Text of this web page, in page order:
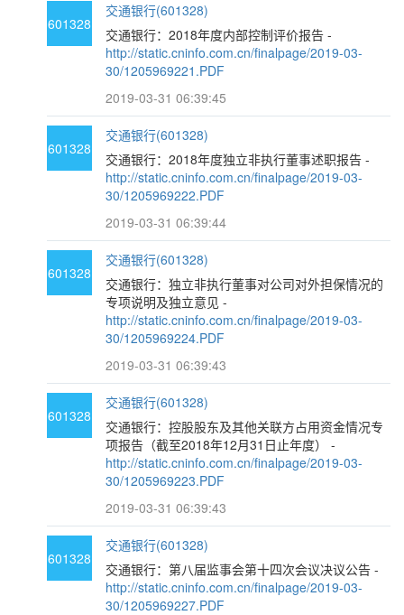
601328
交通银行(601328)
交通银行：2018年度内部控制评价报告 -
http://static.cninfo.com.cn/finalpage/2019-03-
30/1205969221.PDF
2019-03-31 06:39:45
601328
交通银行(601328)
交通银行：2018年度独立非执行董事述职报告 -
http://static.cninfo.com.cn/finalpage/2019-03-
30/1205969222.PDF
2019-03-31 06:39:44
601328
交通银行(601328)
交通银行：独立非执行董事对公司对外担保情况的
专项说明及独立意见 -
http://static.cninfo.com.cn/finalpage/2019-03-
30/1205969224.PDF
2019-03-31 06:39:43
601328
交通银行(601328)
交通银行：控股股东及其他关联方占用资金情况专
项报告（截至2018年12月31日止年度） -
http://static.cninfo.com.cn/finalpage/2019-03-
30/1205969223.PDF
2019-03-31 06:39:43
601328
交通银行(601328)
交通银行：第八届监事会第十四次会议决议公告 -
http://static.cninfo.com.cn/finalpage/2019-03-
30/1205969227.PDF